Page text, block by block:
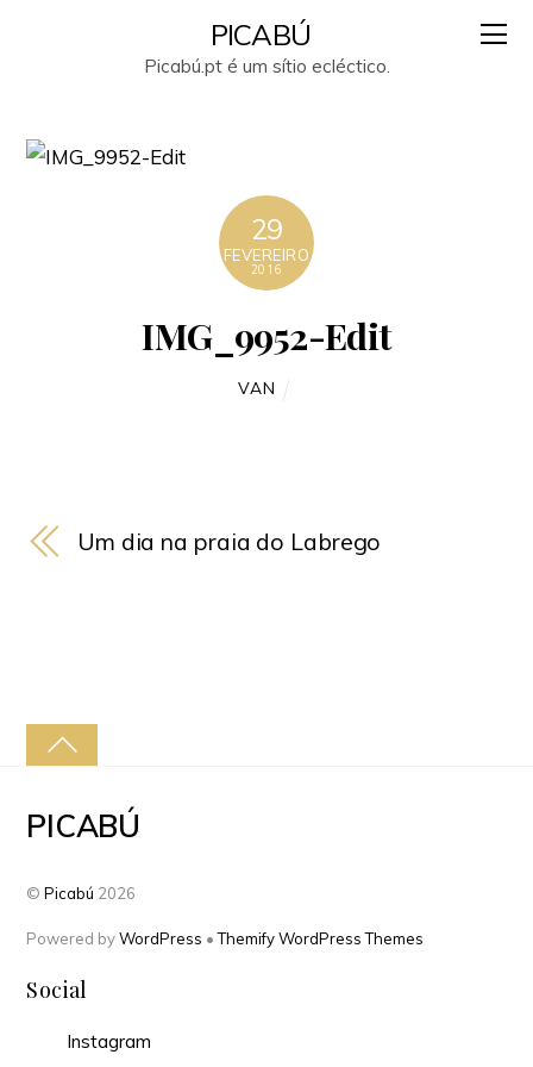
PICABÚ
Picabú.pt é um sítio ecléctico.
29
FEVEREIRO
2016
IMG_9952-Edit
VAN
Um dia na praia do Labrego
PICABÚ
©Picabú 2026
Powered byWordPress •Themify WordPress Themes
Social
Instagram